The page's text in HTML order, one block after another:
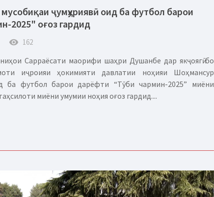
мусобиқаи ҷумҳуриявӣ оид ба футбол барои
2025" оғоз гардид
remove_red_eye 162
Сарраёсати маорифи шаҳри Душанбе дар якҷоягӣ бо
иҷроияи ҳокимияти давлатии ноҳияи Шоҳмансур
ба футбол барои дарёфти “Тӯби чармин-2025” миёни
миёни умумии ноҳия оғоз гардид....